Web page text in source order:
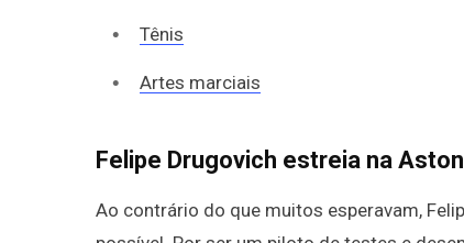
Tênis
Artes marciais
Felipe Drugovich estreia na
Ao contrário do que muitos esperavam,